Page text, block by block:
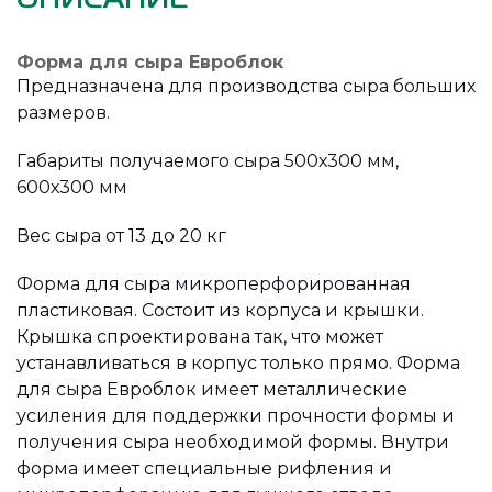
Форма для сыра Евроблок
Предназначена для производства сыра больших
размеров.
Габариты получаемого сыра 500х300 мм,
600х300 мм
Вес сыра от 13 до 20 кг
Форма для сыра микроперфорированная
пластиковая. Состоит из корпуса и крышки.
Крышка спроектирована так, что может
устанавливаться в корпус только прямо. Форма
для сыра Евроблок имеет металлические
усиления для поддержки прочности формы и
получения сыра необходимой формы. Внутри
форма имеет специальные рифления и